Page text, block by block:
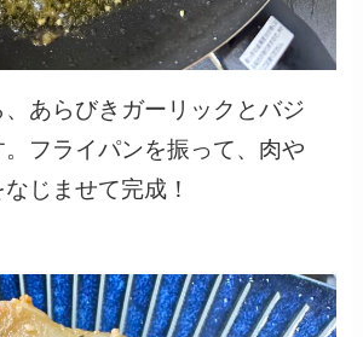
、あらびきガーリックとバジ
。フライパンを振って、肉や
じませて完成！